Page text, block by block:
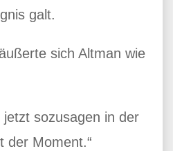
galt.
sich Altman wie
jetzt sozusagen in der
der Moment.“